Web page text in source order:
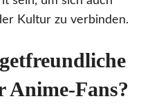
Kultur zu verbinden.
Anime-Fans?